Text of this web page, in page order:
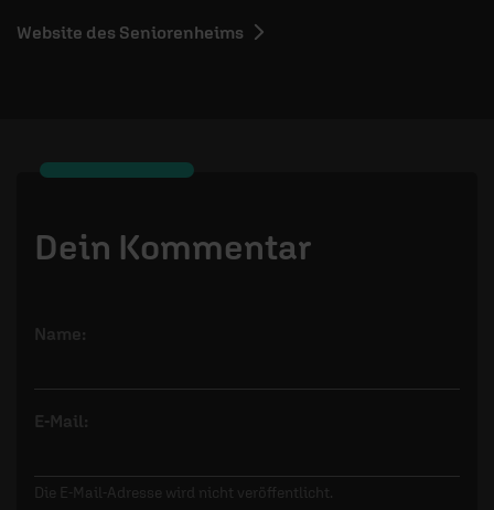
Website des Seniorenheims
Dein Kommentar
Name:
E-Mail:
Die E-Mail-Adresse wird nicht veröffentlicht.